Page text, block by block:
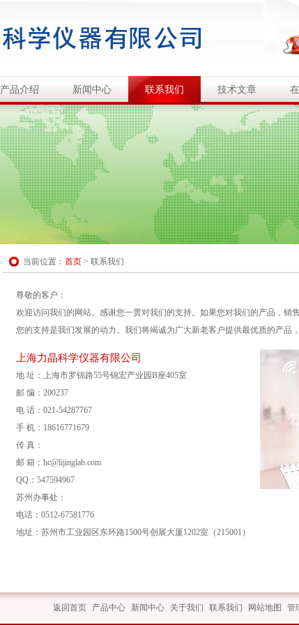
产品介绍 新闻中心 联系我们 技术文章
当前位置： 首页 > 联系我们
尊敬的客户：
欢迎访问我们的网站。感谢您一贯对我们的支持。如果您对我们的产品，销
您的支持是我们发展的动力。我们将竭诚为广大新老客户提供最优质的产品
上海力晶科学仪器有限公司
地 址：上海市罗锦路55号锦宏产业园B座405室
邮 编：200237
电 话：021-54287767
手 机：18616771679
传 真：
邮 箱：hc@lijinglab.com
QQ：547594967
苏州办事处：
电话：0512-67581776
地址：苏州市工业园区东环路1500号创展大厦1202室（215001）
返回首页 产品中心 新闻中心 关于我们 联系我们 网站地图 管